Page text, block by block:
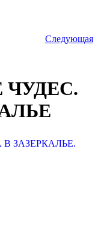
Следующая
ЧУДЕС.